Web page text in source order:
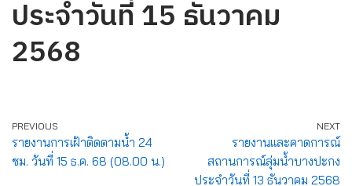
ประจำวันที่ 15 ธันวาคม
2568
PREVIOUS
รายงานการเฝ้าติดตามน้ำ 24
ชม. วันที่ 15 ธ.ค. 68 (08.00 น.)
NEXT
รายงานและคาดการณ์
สถานการณ์ลุ่มน้ำบางปะกง
ประจำวันที่ 13 ธันวาคม 2568